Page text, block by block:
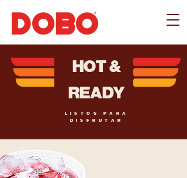
HOT &
READY
LISTOS PARA
DISFRUTAR